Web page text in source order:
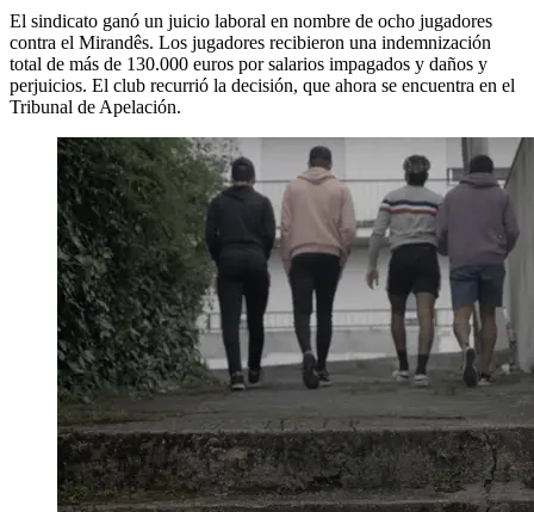
El sindicato ganó un juicio laboral en nombre de ocho jugadores
contra el Mirandês. Los jugadores recibieron una indemnización
total de más de 130.000 euros por salarios impagados y daños y
perjuicios. El club recurrió la decisión, que ahora se encuentra en el
Tribunal de Apelación.